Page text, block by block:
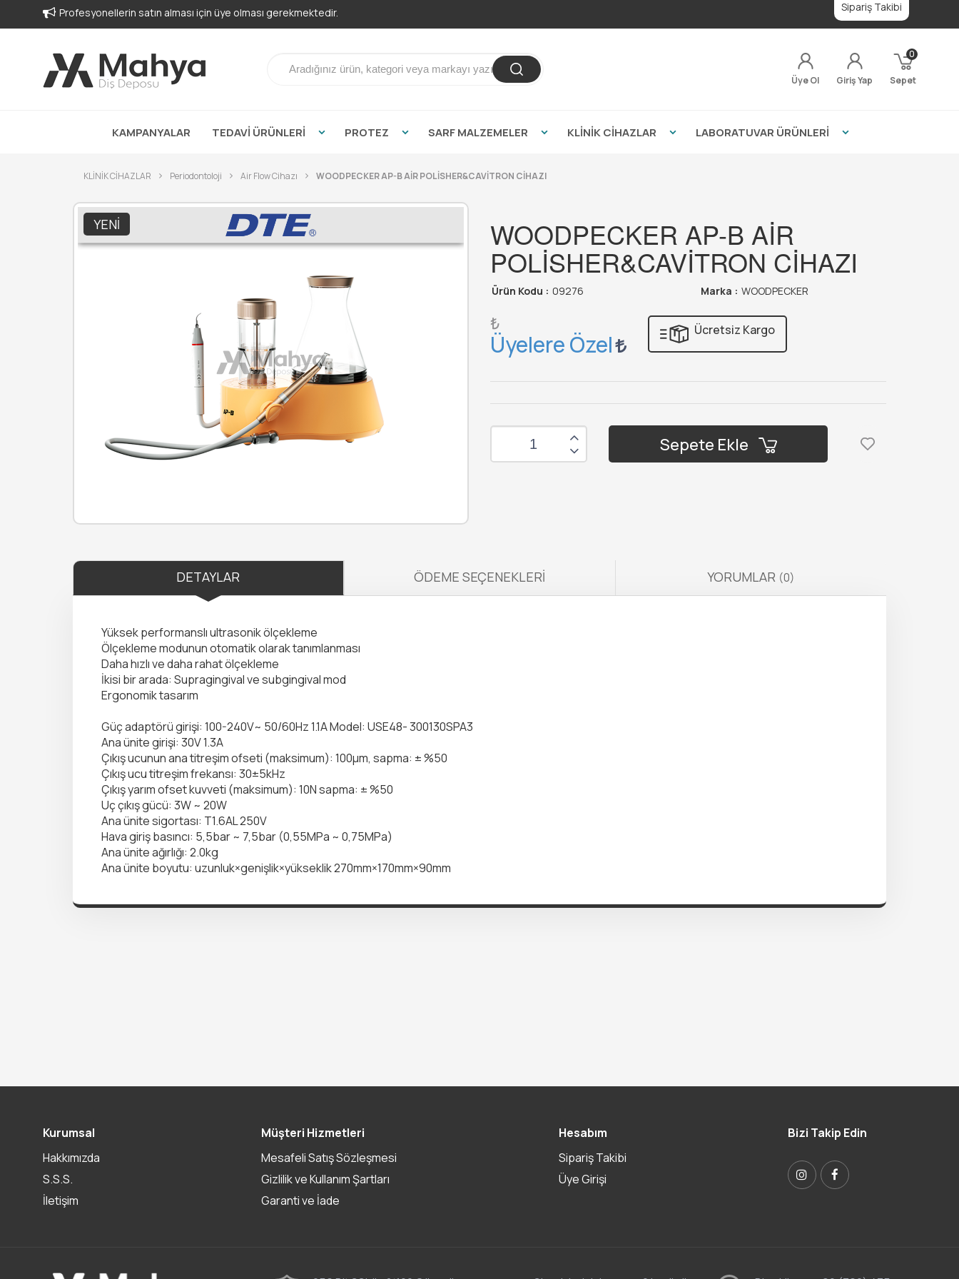
Profesyonellerin satın alması için üye olması gerekmektedir. Sipariş Takibi
Üye Ol Giriş Yap Sepet
0
KAMPANYALAR TEDAVİ ÜRÜNLERİ PROTEZ SARF MALZEMELER KLİNİK CİHAZLAR LABORATUVAR ÜRÜNLERİ
KLİNİK CİHAZLAR Periodontoloji Air Flow Cihazı WOODPECKER AP-B AİR POLİSHER&CAVİTRON CİHAZI
YENI WOODPECKER AP-B AİR
POLİSHER&CAVİTRON CİHAZI
Ürün Kodu : 09276 Marka : WOODPECKER
₺
Üyelere Özel
Ücretsiz Kargo
Sepete Ekle
DETAYLAR ÖDEME SEÇENEKLERI YORUMLAR (0)
Yüksek performanslı ultrasonik ölçekleme
Ölçekleme modunun otomatik olarak tanımlanması
Daha hızlı ve daha rahat ölçekleme
İkisi bir arada: Supragingival ve subgingival mod
Ergonomik tasarım
Güç adaptörü girişi: 100-240V~ 50/60Hz 1.1A Model: USE48- 300130SPA3
Ana ünite girişi: 30V 1.3A
Çıkış ucunun ana titreşim ofseti (maksimum): 100μm, sapma: ± %50
Çıkış ucu titreşim frekansı: 30±5kHz
Çıkış yarım ofset kuvveti (maksimum): 10N sapma: ± %50
Uç çıkış gücü: 3W ~ 20W
Ana ünite sigortası: T1.6AL 250V
Hava giriş basıncı: 5,5bar ~ 7,5bar (0,55MPa ~ 0,75MPa)
Ana ünite ağırlığı: 2.0kg
Ana ünite boyutu: uzunluk×genişlik×yükseklik 270mm×170mm×90mm
Kurumsal
Hakkımızda
S.S.S.
İletişim
Müşteri Hizmetleri
Mesafeli Satış Sözleşmesi
Gizlilik ve Kullanım Şartları
Garanti ve İade
Hesabım
Sipariş Takibi
Üye Girişi
Bizi Takip Edin